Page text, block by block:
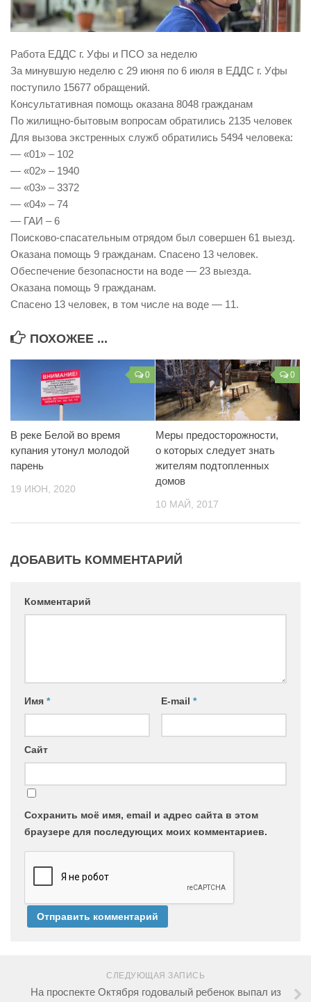
Виды деятельности
Оказание платных образовательных услуг
УГЗ рекомендует
Как стать спасателем
Уголок гражданской обороны
Пресс-центр
СМИ о нас
Наша работа
Фотогалерея
Обращения
Контакты
Работа ЕДДС г. Уфы и ПСО за неделю
За минувшую неделю с 29 июня по 6 июля в ЕДДС г. Уфы
поступило 15677 обращений.
Консультативная помощь оказана 8048 гражданам
По жилищно-бытовым вопросам обратились 2135 человек
Для вызова экстренных служб обратились 5494 человека:
— «01» – 102
— «02» – 1940
— «03» – 3372
— «04» – 74
— ГАИ – 6
Поисково-спасательным отрядом был совершен 61 выезд.
Оказана помощь 9 гражданам. Спасено 13 человек.
Обеспечение безопасности на воде — 23 выезда.
Оказана помощь 9 гражданам.
Спасено 13 человек, в том числе на воде — 11.
ПОХОЖЕЕ ...
0
В реке Белой во время
купания утонул молодой
парень
19 ИЮН, 2020
0
Меры предосторожности,
о которых следует знать
жителям подтопленных
домов
10 МАЙ, 2017
ДОБАВИТЬ КОММЕНТАРИЙ
Комментарий
Имя * E-mail *
Сайт
Сохранить моё имя, email и адрес сайта в этом
браузере для последующих моих комментариев.
СЛЕДУЮЩАЯ ЗАПИСЬ
На проспекте Октября годовалый ребенок выпал из